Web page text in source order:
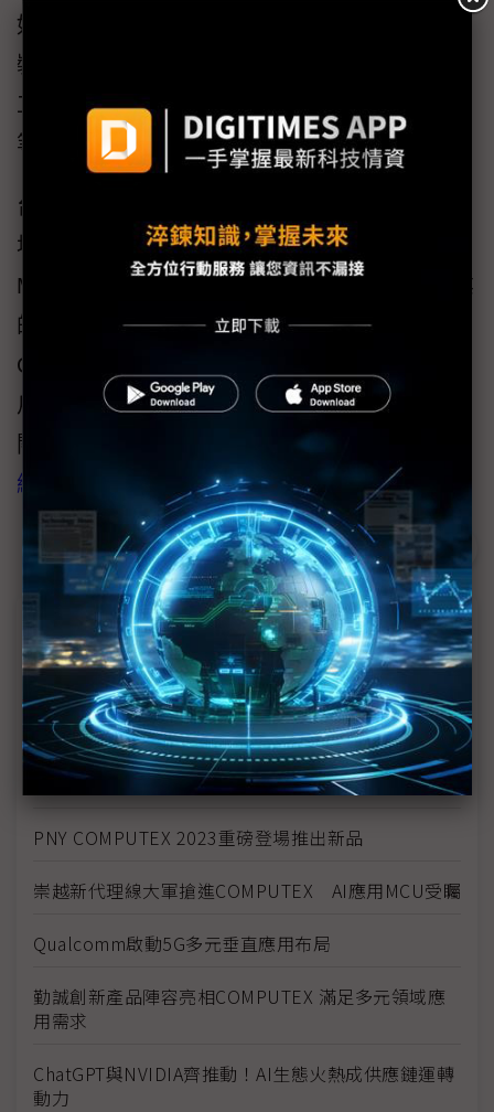
如電子遙控器、滑鼠、鍵盤等主要使用電池的
裝置，另外在零售門市貨架上電子標籤，以及
工業用感測器，或是諸如旅館產業的智慧門鎖
等智慧裝置，都是目前主要的應用重點。
台灣電子製造產業身處於高度競爭的重要戰略
地位，以及全球環保永續趨勢的第一線，
Marshall看好全球電子製造重鎮的台灣電子產業
的供應鏈與OEM／ODM設計能量，利用
COMPUTEX 2023的機會來台拜訪重要的客
戶，以發展未來進一步的合作商機，欲瞭解有
關於Ambient Photonics的產品資料，請連接
網
議題精選－COMPUTEX 2023
AMD祭出MI300能否動搖NVIDIA領導地位 還有待觀察
AI延燒COMPUTEX展會 降溫散熱方案也當紅
2023年全球晶圓代工產業市場趨勢
PNY COMPUTEX 2023重磅登場推出新品
崇越新代理線大軍搶進COMPUTEX AI應用MCU受矚
Qualcomm啟動5G多元垂直應用布局
勤誠創新產品陣容亮相COMPUTEX 滿足多元領域應
用需求
ChatGPT與NVIDIA齊推動！AI生態火熱成供應鏈運轉
動力